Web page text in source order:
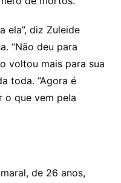
ela”, diz Zuleide
“Não deu para
voltou mais para sua
toda. “Agora é
o que vem pela
de 26 anos,